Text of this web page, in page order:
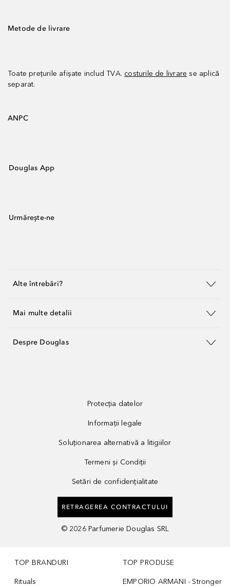
Metode de livrare
Toate prețurile afișate includ TVA. costurile de livrare se aplică
separat.
ANPC
Douglas App
Urmărește-ne
Alte întrebări?
Mai multe detalii
Despre Douglas
Protecția datelor
Informații legale
Soluționarea alternativă a litigiilor
Termeni și Condiții
Setări de confidențialitate
RETRAGEREA CONTRACTULUI
© 2026 Parfumerie Douglas SRL
TOP BRANDURI
Rituals
TOP PRODUSE
EMPORIO ARMANI - Stronger